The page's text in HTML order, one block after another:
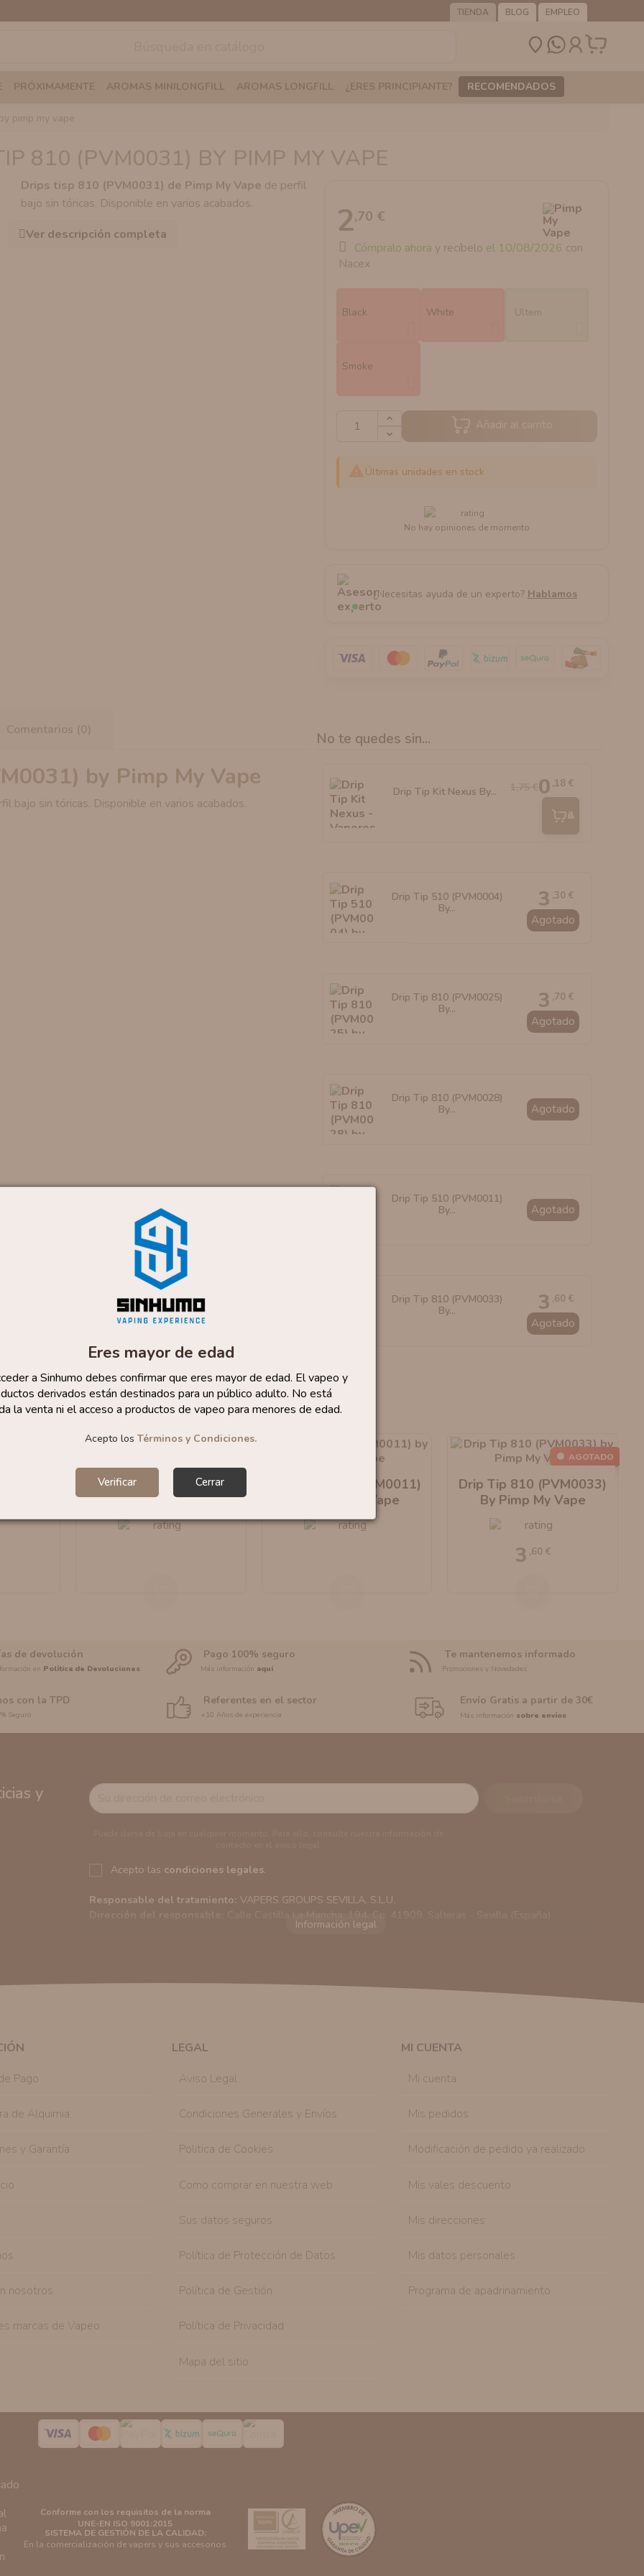
Eres mayor de edad
a Sinhumo debes confirmar que eres mayor de edad. El vapeo y
derivados están destinados para un público adulto. No está
la venta ni el acceso a productos de vapeo para menores de edad.
Acepto los Términos y Condiciones.
Verificar Cerrar
TIENDA BLOG EMPLEO
PRÓXIMAMENTE AROMAS MINILONGFILL AROMAS LONGFILL ¿ERES PRINCIPIANTE? RECOMENDADOS
pimp my vape
810 (PVM0031) BY PIMP MY VAPE
Drips tisp 810 (PVM0031) de Pimp My Vape de perfil
bajo sin tóricas. Disponible en varios acabados.
Ver descripción completa
2,70 €
Cómpralo ahora y recíbelo el 10/08/2026 con
Nacex
Black White Ultem
Smoke
Añadir al carrito
 Últimas unidades en stock
No hay opiniones de momento
¿Necesitas ayuda de un experto? Hablamos
Comentarios (0)
by Pimp My Vape
bajo sin tóricas. Disponible en varios acabados.
No te quedes sin...
Drip Tip Kit Nexus By... 0 ,18 €
Añadir
Drip Tip 510 (PVM0004)
By...
3 ,30 €
Agotado
Drip Tip 810 (PVM0025)
By...
3 ,70 €
Agotado
Drip Tip 810 (PVM0028)
By...
Agotado
Drip Tip 510 (PVM0011)
By...
Agotado
Drip Tip 810 (PVM0033)
By...
3 ,60 €
Agotado
Drip Tip 810 (PVM0028)
By Pimp My Vape
Drip Tip 510 (PVM0011)
By Pimp My Vape
Drip Tip 810 (PVM0033)
By Pimp My Vape
3 ,60 €
AGOTADO
de devolución
en Política de Devoluciones
Pago 100% seguro
Más información aquí
Te mantenemos informado
Promociones y Novedades
con la TPD
Seguro
Referentes en el sector
+10 Años de experiencia
Envío Gratis a partir de 30€
Más información sobre envíos
y
Acepto las condiciones legales.
Responsable del tratamiento: VAPERS GROUPS SEVILLA, S.L.U.
Sus datos serán usados para poder enviarle información comercial (Puede consultar como
similares a los artículos que ha adquirido. Puede solicitar la cancelación de comunicaciones comerciales
Con carácter general, sólo el personal de nuestra entidad que esté debidamente
Tiene derecho a saber qué información tenemos sobre usted, corregirla y eliminarla, tal y
Pago
de Alquimia
y Garantía
nosotros
marcas de Vapeo
LEGAL
Aviso Legal
Condiciones Generales y Envíos
Politica de Cookies
Como comprar en nuestra web
Sus datos seguros
Política de Protección de Datos
Política de Gestión
Política de Privacidad
Mapa del sitio
MI CUENTA
Mi cuenta
Mis pedidos
Modificación de pedido ya realizado
Mis vales descuento
Mis direcciones
Mis datos personales
Programa de apadrinamiento
Conforme con los requisitos de la norma
UNE-EN ISO 9001:2015
SISTEMA DE GESTIÓN DE LA CALIDAD:
En la comercialización de vapers y sus accesorios